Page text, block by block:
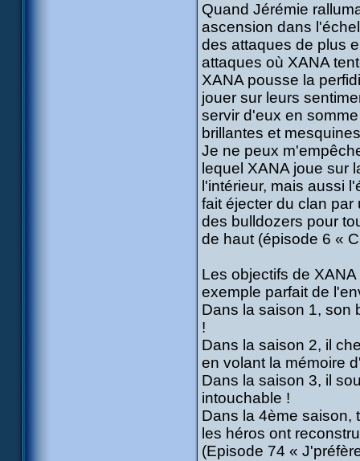
Quand Jérémie
ascension dans
des attaques de plus
attaques où XANA
XANA pousse la
jouer sur leurs
servir d'eux en
brillantes et
Je ne peux
lequel XANA joue sur
l'intérieur, mais aussi
fait éjecter du clan
des bulldozers pour
de haut (épisode 6 «
Les objectifs de
exemple parfait de
Dans la saison 1, son
!
Dans la saison 2, il
en volant la mémoire
Dans la saison 3, il
intouchable !
Dans la 4ème saison,
les héros ont
(Episode 74 «